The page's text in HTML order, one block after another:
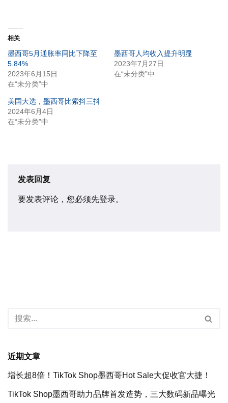
相关
墨西哥5月通胀率同比下降至
5.84%
2023年6月15日
在“未分类”中
墨西哥人均收入提升明显
2023年7月27日
在“未分类”中
美国大选，墨西哥比索抖三抖
2024年6月4日
在“未分类”中
发表回复
要发表评论，您必须先登录。
近期文章
增长超8倍！TikTok Shop墨西哥Hot Sale大促收官大捷！
TikTok Shop墨西哥助力品牌首发造势，三大数码新品曝光